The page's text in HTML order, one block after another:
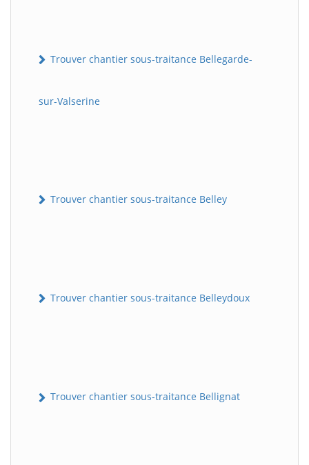
Trouver chantier sous-traitance Bellegarde-
sur-Valserine
Trouver chantier sous-traitance Belley
Trouver chantier sous-traitance Belleydoux
Trouver chantier sous-traitance Bellignat